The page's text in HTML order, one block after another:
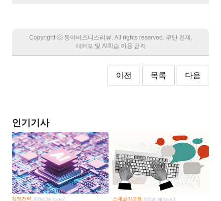
Copyright Ⓒ 동아비즈니스리뷰. All rights reserved. 무단 전재,
재배포 및 AI학습 이용 금지
이전 목록 다음
인기기사
경영전략 2026년 5월 Issue 2 스페셜리포트 2026년 8월 Issue 1